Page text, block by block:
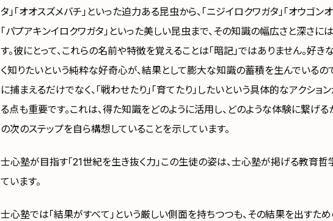
タ」「オオスズメバチ」といった迫力ある昆虫から、「ニジイロクワガタ」「オウゴン
「パプアキンイロクワガタ」といった美しい昆虫まで、その知識の幅広さと深さに
す。彼にとって、これらの名前や特徴を覚えることは「暗記」ではありません。好き
く知りたいという純粋な好奇心が、結果として膨大な知識の蓄積を生んでいるので
に捕まえるだけでなく、「戦わせたり」「育てたり」したいという具体的なアクショ
る点も重要です。これは、得た知識をどのように活用し、どのような体験に繋げる
の次のステップを自ら構想していることを示しています。
士心塾が目指す「21世紀を生き抜く力」この生徒の姿は、士心塾が掲げる教育哲
ています。
士心塾では「結果がすべて」という厳しい側面を持ちつつも、その結果を出すた